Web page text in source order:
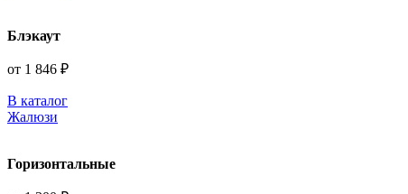
Блэкаут
от 1 846 ₽
В каталог
Жалюзи
Горизонтальные